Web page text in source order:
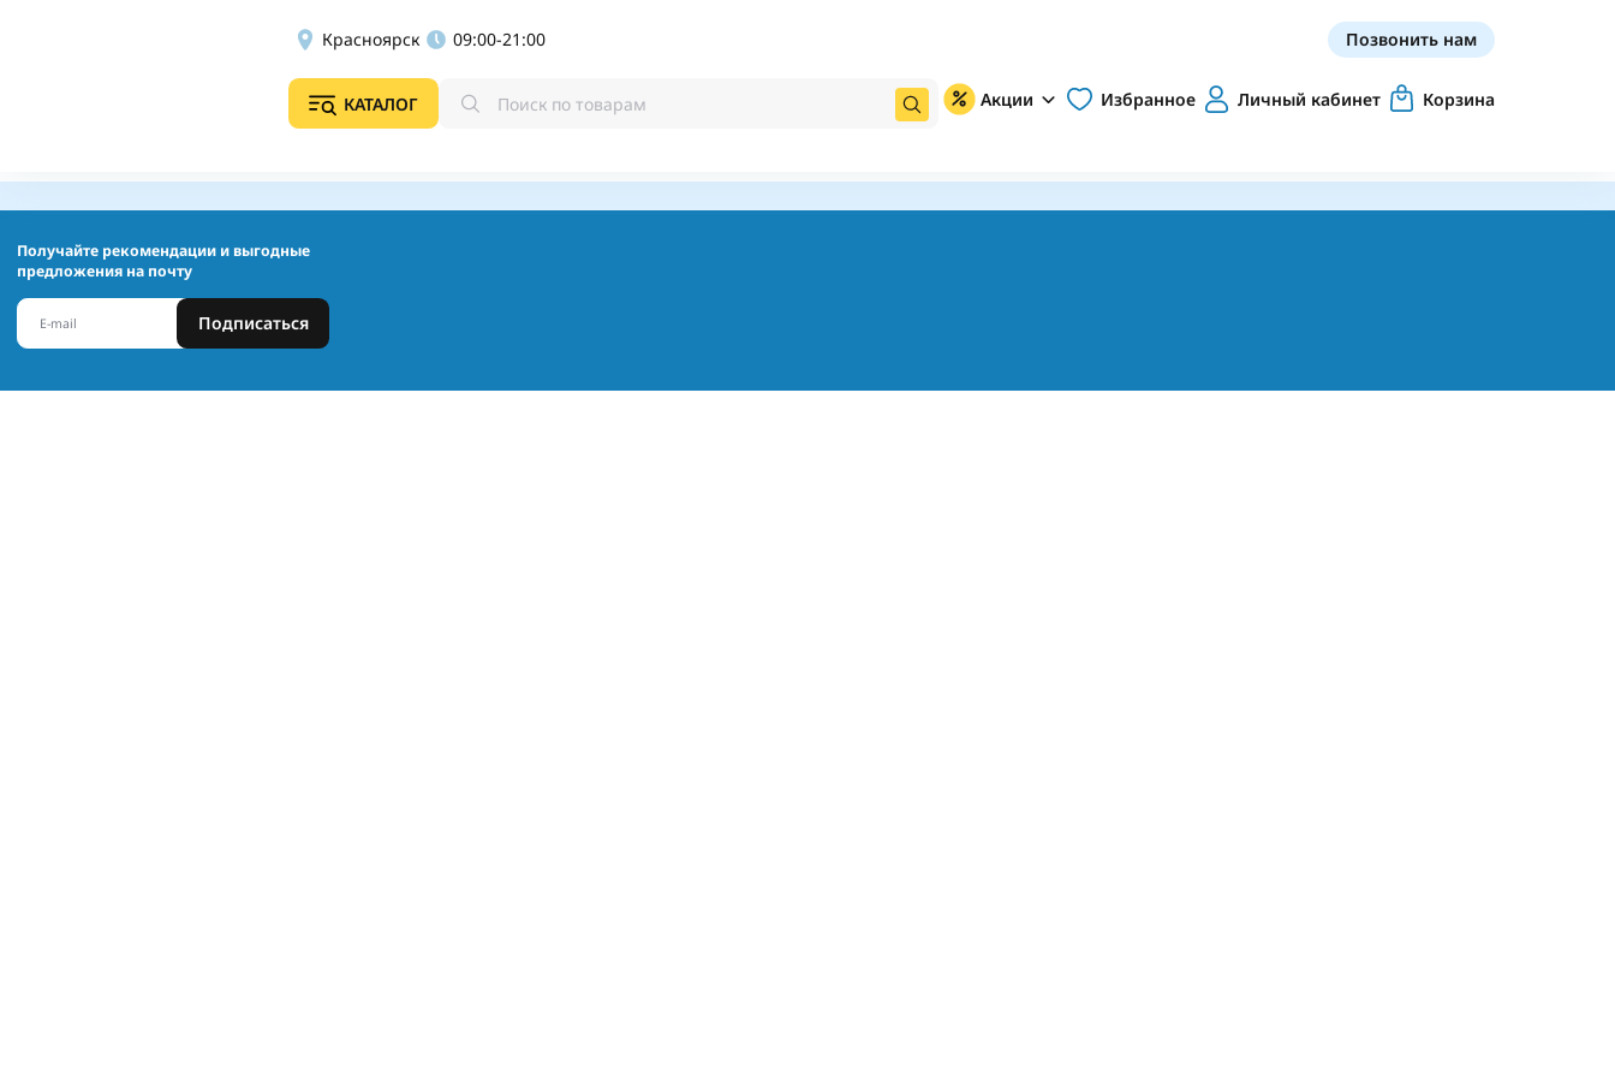
Красноярск 09:00-21:00 Позвонить нам
КАТАЛОГ Акции Избранное Личный кабинет Корзина
Получайте рекомендации и выгодные
предложения на почту
Подписаться